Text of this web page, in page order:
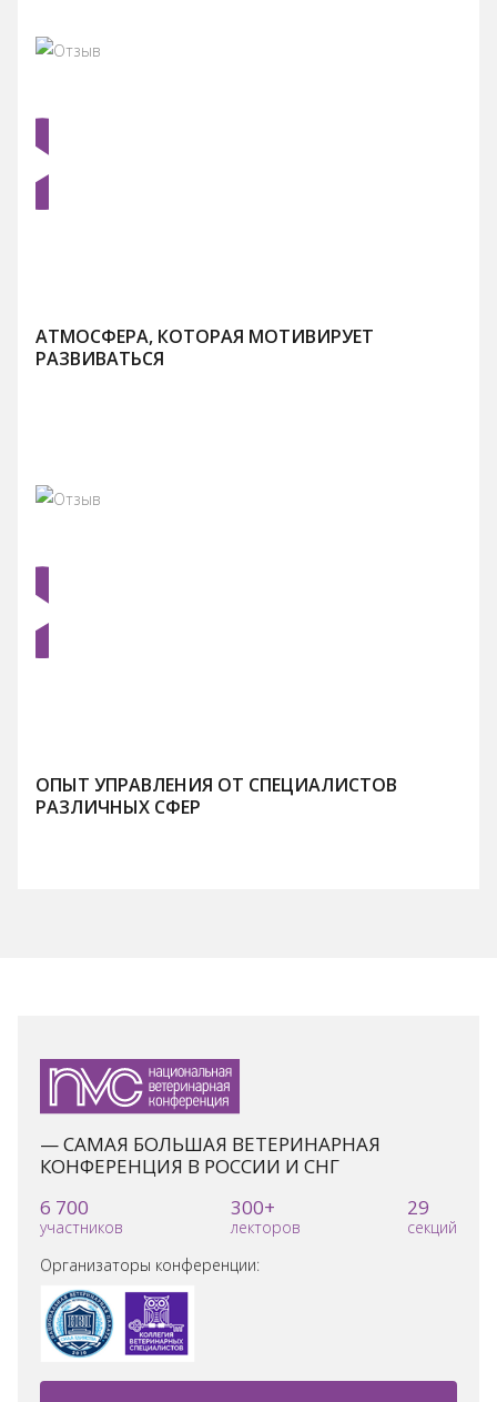
АТМОСФЕРА, КОТОРАЯ МОТИВИРУЕТ
РАЗВИВАТЬСЯ
ОПЫТ УПРАВЛЕНИЯ ОТ СПЕЦИАЛИСТОВ
РАЗЛИЧНЫХ СФЕР
— САМАЯ БОЛЬШАЯ ВЕТЕРИНАРНАЯ
КОНФЕРЕНЦИЯ В РОССИИ И СНГ
6 700
участников
300+
лекторов
29
секций
Организаторы конференции: